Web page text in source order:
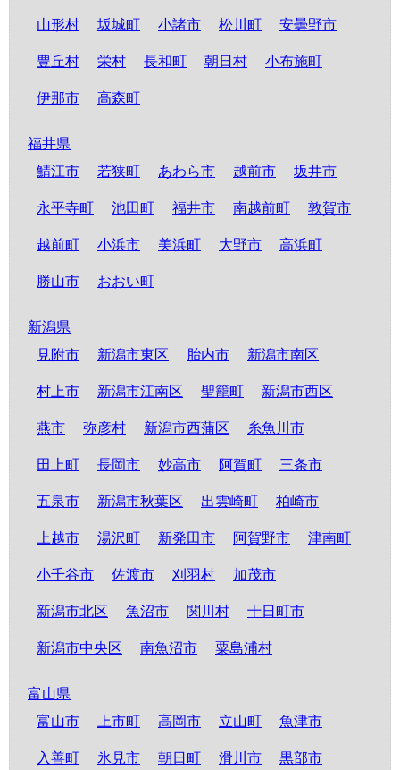
山形村 坂城町 小諸市 松川町 安曇野市
豊丘村 栄村 長和町 朝日村 小布施町
伊那市 高森町
福井県
鯖江市
若狭町 あわら市 越前市 坂井市
永平寺町 池田町 福井市 南越前町 敦賀市
越前町 小浜市 美浜町 大野市 高浜町
勝山市 おおい町
新潟県
見附市
新潟市東区 胎内市 新潟市南区
村上市 新潟市江南区 聖籠町 新潟市西区
燕市 弥彦村 新潟市西蒲区 糸魚川市
田上町 長岡市 妙高市 阿賀町 三条市
五泉市 新潟市秋葉区 出雲崎町 柏崎市
上越市 湯沢町 新発田市 阿賀野市 津南町
小千谷市 佐渡市 刈羽村 加茂市
新潟市北区 魚沼市 関川村 十日町市
新潟市中央区 南魚沼市 粟島浦村
富山県
富山市
上市町 高岡市 立山町 魚津市
入善町 氷見市 朝日町 滑川市 黒部市